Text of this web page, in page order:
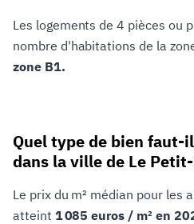
Les logements de 4 pièces ou
nombre d'habitations de la
zone B1.
Quel type de bien
dans la ville de Le
Le prix du m² médian pour les
atteint 1 085 euros / m² en